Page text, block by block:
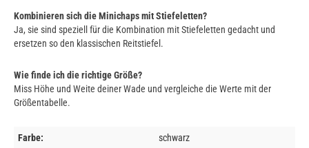
Kombinieren sich die Minichaps mit Stiefeletten?
Ja, sie sind speziell für die Kombination mit Stiefeletten gedacht und
ersetzen so den klassischen Reitstiefel.
Wie finde ich die richtige Größe?
Miss Höhe und Weite deiner Wade und vergleiche die Werte mit der
Größentabelle.
Farbe:
schwarz